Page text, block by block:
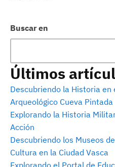
Buscar en
Últimos
Descubriendo la Historia en
Arqueológico Cueva Pintada
Explorando la Historia
Acción
Descubriendo los Museos
Cultura en la Ciudad Vasca
Explorando el Portal de